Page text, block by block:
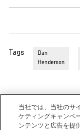
Tags
Dan
Henderson
当社では、当社のサ
ケティングキャンペ
ンテンツと広告を提